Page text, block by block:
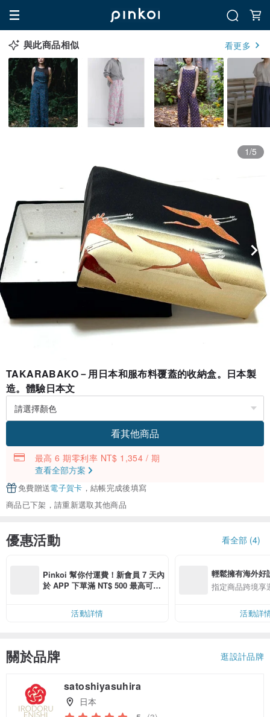
與此商品相似 看更多
1/5
TAKARABAKO－用日本和服布料覆蓋的收納盒。日本製
造。體驗日本文
看其他商品
最高 6 期零利率 NT$ 1,354 / 期
查看全部方案
免費贈送電子賀卡 ，結帳完成後填寫
商品已下架，請重新選取其他商品
優惠活動 看全部 (4)
Pinkoi 幫你付運費！新會員 7 天內
於 APP 下單滿 NT$ 500 最高可折
活動詳情
輕鬆擁有海外好
指定商品跨境享
活動詳
關於品牌 逛設計品牌
satoshiyasuhira
日本